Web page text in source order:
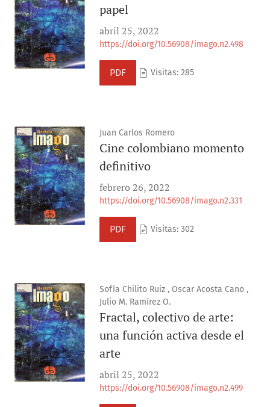
papel
abril 25, 2022
https://doi.org/10.56908/imago.n2.498
PDF Visitas: 285
Juan Carlos Romero
Cine colombiano momento
definitivo
febrero 26, 2022
https://doi.org/10.56908/imago.n2.331
PDF Visitas: 302
Sofía Chilito Ruiz , Oscar Acosta Cano ,
Julio M. Ramírez O.
Fractal, colectivo de arte:
una función activa desde el
arte
abril 25, 2022
https://doi.org/10.56908/imago.n2.499